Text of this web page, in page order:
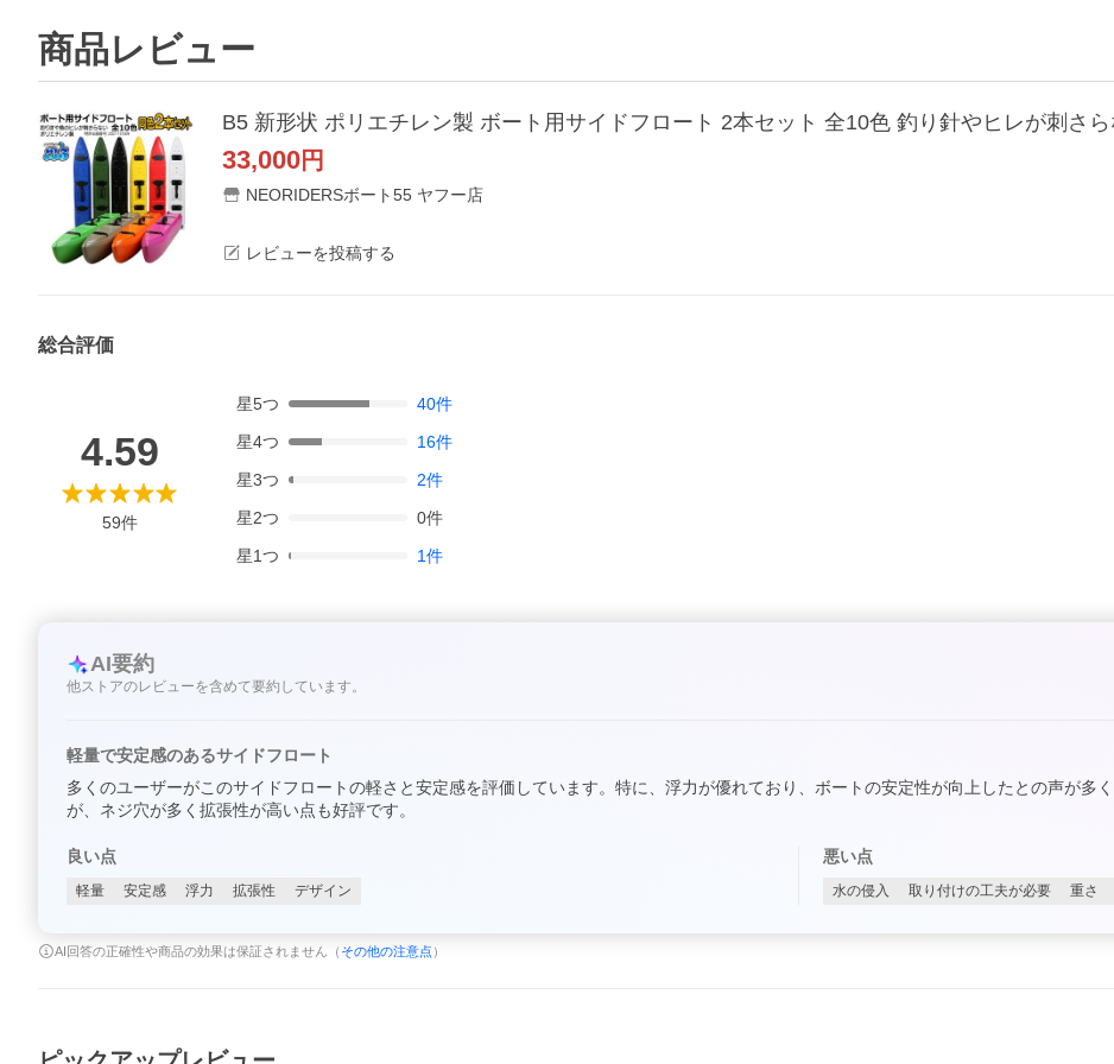
商品レビュー
B5 新形状 ポリエチレン製 ボート用サイドフロート 2本セット 全10色 釣り針やヒレが刺さ
33,000円
NEORIDERSボート55 ヤフー店
レビューを投稿する
総合評価
4.59
59件
星5つ 40件
星4つ 16件
星3つ 2件
星2つ 0件
星1つ 1件
AI要約
他ストアのレビューを含めて要約しています。
軽量で安定感のあるサイドフロート
多くのユーザーがこのサイドフロートの軽さと安定感を評価しています。特に、浮力が優れており、ボートの安定性が向上したとの声が多
が、ネジ穴が多く拡張性が高い点も好評です。
良い点
軽量 安定感 浮力 拡張性 デザイン
悪い点
水の侵入 取り付けの工夫が必要 重さ
AI回答の正確性や商品の効果は保証されません（ その他の注意点 ）